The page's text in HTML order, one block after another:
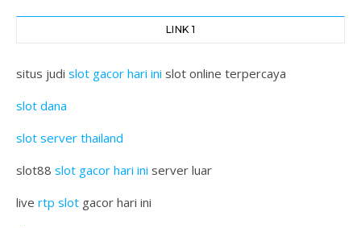
LINK 1
situs judi slot gacor hari ini slot online terpercaya
slot dana
slot server thailand
slot88 slot gacor hari ini server luar
live rtp slot gacor hari ini